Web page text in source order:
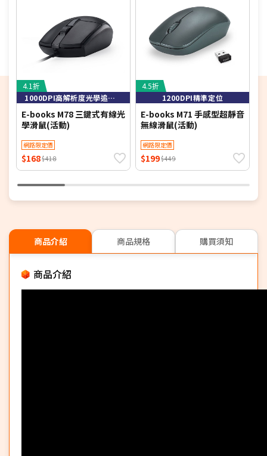
4.1折
1000DPI高解析度光學追蹤技術，定位精準
E-books M78 三鍵式有線光
學滑鼠(活動)
網路限定價
$168$418
4.5折
1200DPI精準定位
E-books M71 手感型超靜音
無線滑鼠(活動)
網路限定價
$199$449
商品介紹 商品規格 購買須知
商品介紹